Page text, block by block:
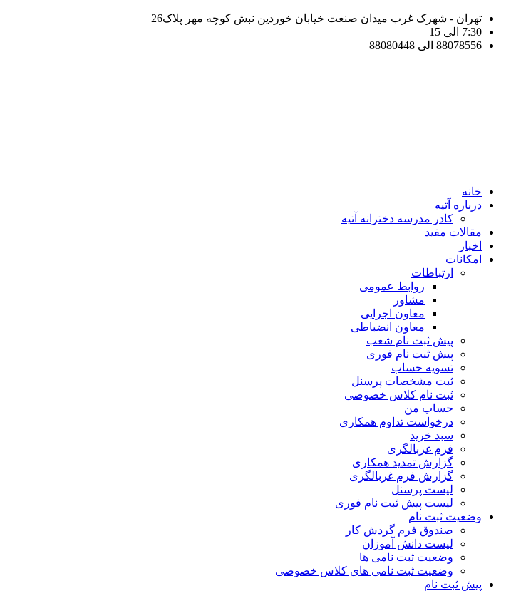
تهران - شهرک غرب میدان صنعت خیابان خوردین نبش کوچه مهر پلاک26
7:30 الی 15
88078556 الی 88080448
خانه
درباره آتیه
کادر مدرسه دخترانه آتیه
مقالات مفید
اخبار
امکانات
ارتباطات
روابط عمومی
مشاور
معاون اجرایی
معاون انضباطی
پیش ثبت نام شعب
پیش ثبت نام فوری
تسویه حساب
ثبت مشخصات پرسنل
ثبت نام کلاس خصوصی
حساب من
درخواست تداوم همکاری
سبد خرید
فرم غربالگری
گزارش تمدید همکاری
گزارش فرم غربالگری
لیست پرسنل
لیست پیش ثبت نام فوری
وضعیت ثبت نام
صندوق فرم گردش کار
لیست دانش آموزان
وضعیت ثبت نامی ها
وضعیت ثبت نامی های کلاس خصوصی
پیش ثبت نام